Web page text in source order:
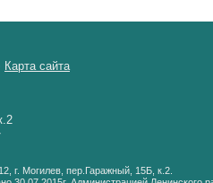
Карта сайта
г. Могилев, пер.Гаражный, 15Б, к.2.